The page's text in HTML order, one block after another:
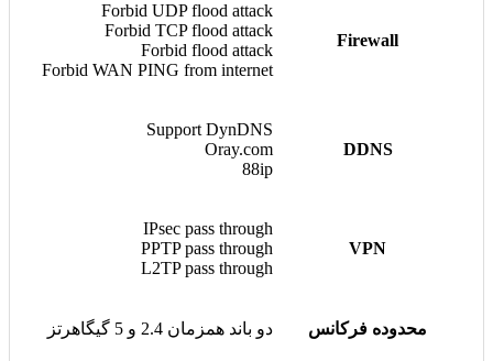
Firewall
Forbid UDP flood attack
Forbid TCP flood attack
Forbid flood attack
Forbid WAN PING from internet
DDNS
Support DynDNS
Oray.com
88ip
VPN
IPsec pass through
PPTP pass through
L2TP pass through
محدوده فرکانس دو باند همزمان 2.4 و 5 گیگاهرتز